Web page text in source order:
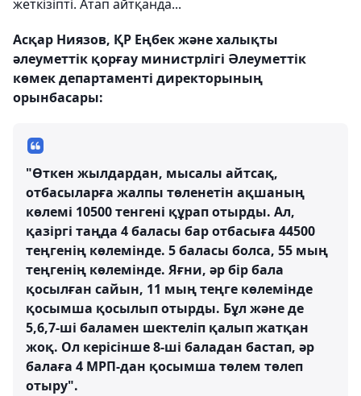
жеткізіпті. Атап айтқанда...
Асқар Ниязов, ҚР Еңбек және халықты
әлеуметтік қорғау министрлігі Әлеуметтік
көмек департаменті директорының
орынбасары:
"Өткен жылдардан, мысалы айтсақ,
отбасыларға жалпы төленетін ақшаның
көлемі 10500 тенгені құрап отырды. Ал,
қазіргі таңда 4 баласы бар отбасыға 44500
теңгенің көлемінде. 5 баласы болса, 55 мың
теңгенің көлемінде. Яғни, әр бір бала
қосылған сайын, 11 мың теңге көлемінде
қосымша қосылып отырды. Бұл және де
5,6,7-ші баламен шектеліп қалып жатқан
жоқ. Ол керісінше 8-ші баладан бастап, әр
балаға 4 МРП-дан қосымша төлем төлеп
отыру".